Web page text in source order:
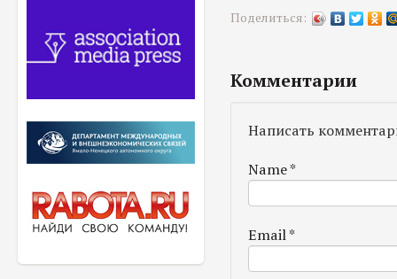
Поделиться:
Комментарии
Написать
Name*
Email*